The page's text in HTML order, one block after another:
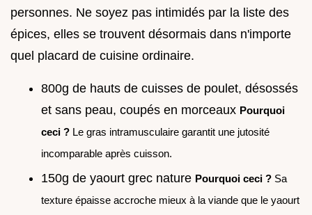
personnes. Ne soyez pas intimidés par la liste des
épices, elles se trouvent désormais dans n'importe
quel placard de cuisine ordinaire.
800g de hauts de cuisses de poulet, désossés
et sans peau, coupés en morceaux Pourquoi
ceci ? Le gras intramusculaire garantit une jutosité
incomparable après cuisson.
150g de yaourt grec nature Pourquoi ceci ? Sa
texture épaisse accroche mieux à la viande que le yaourt